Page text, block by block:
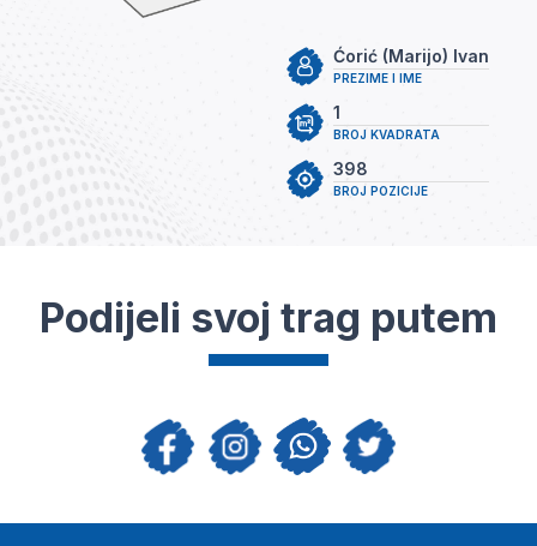
PREZIME I IME
Ćorić (Marijo) Ivan
BROJ KVADRATA
1
BROJ POZICIJE
398
Podijeli svoj trag putem